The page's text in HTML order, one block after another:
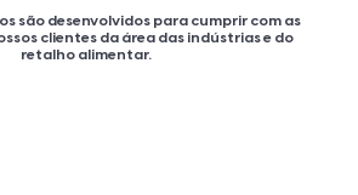
são desenvolvidos para cumprir com as
clientes da área das indústrias e do
retalho alimentar.